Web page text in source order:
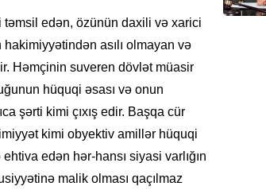
edən, özünün daxili və xarici
asılı olmayan və
Həmçinin suveren dövlət müasir
hüquqi əsası və onun
şərti kimi çıxış edir. Başqa cür
kimi obyektiv amillər hüquqi
edən hər-hansı siyasi varlığın
malik olması qaçılmaz
DÜNYA